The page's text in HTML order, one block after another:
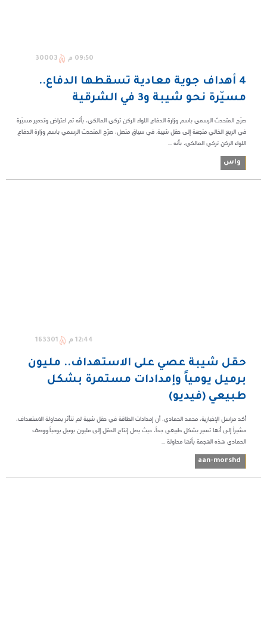
09:50 م 30003
4 أهداف جوية معادية تسقطها الدفاع..
مسيّرة نحو شيبة و3 في الشرقية
صرّح المتحدث الرسمي باسم وزارة الدفاع اللواء الركن تركي المالكي، بأنه تم اعتراض وتدمير مسيّرة
في الربع الخالي متجهة إلى حقل شيبة. في سياق متصل، صرّح المتحدث الرسمي باسم وزارة الدفاع
اللواء الركن تركي المالكي، بأنه ...
واس
12:44 م 163301
حقل شيبة عصي على الاستهداف.. مليون
برميل يومياً وإمدادات مستمرة بشكل
طبيعي (فيديو)
أكد مراسل الإخبارية، محمد الحمادي، أن إمدادات الطاقة في حقل شيبة لم تتأثر بمحاولة الاستهداف،
مشيراً إلى أنها تسير بشكل طبيعي جداً، حيث يصل إنتاج الحقل إلى مليون برميل يومياً.​ووصف
الحمادي هذه الهجمة بأنها محاولة ...
aan-morshd